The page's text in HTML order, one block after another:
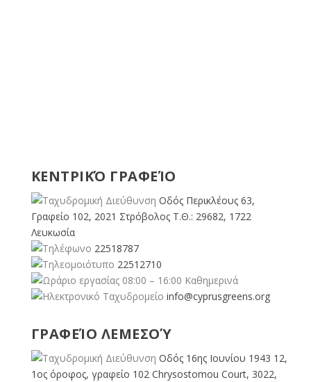
ΚΕΝΤΡΙΚΌ ΓΡΑΦΕΊΟ
Οδός Περικλέους 63,
Γραφείο 102, 2021 Στρόβολος Τ.Θ.: 29682, 1722
Λευκωσία
22518787
22512710
08:00 – 16:00 Καθημερινά
info@cyprusgreens.org
ΓΡΑΦΕΊΟ ΛΕΜΕΣΟΎ
Οδός 16ης Ιουνίου 1943 12,
1ος όροφος, γραφείο 102 Chrysostomou Court, 3022,